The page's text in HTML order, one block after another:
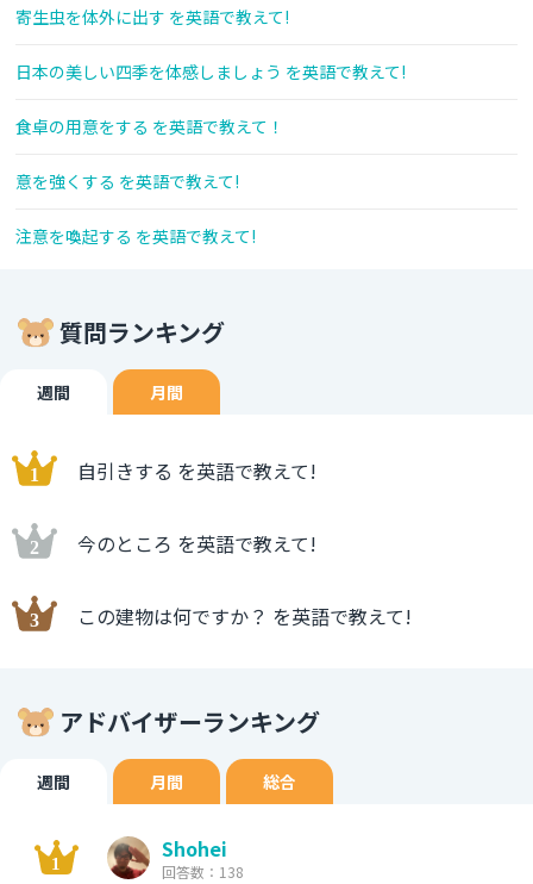
寄生虫を体外に出す を英語で教えて!
日本の美しい四季を体感しましょう を英語で教えて!
食卓の用意をする を英語で教えて！
意を強くする を英語で教えて!
注意を喚起する を英語で教えて!
質問ランキング
週間 月間
自引きする を英語で教えて!
今のところ を英語で教えて!
この建物は何ですか？ を英語で教えて!
アドバイザーランキング
週間 月間 総合
Shohei
回答数：138